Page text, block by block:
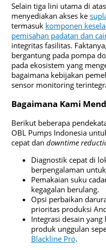
Selain tiga lini utama di
menyediakan akses ke
termasuk komponen
pemisahan padatan dan
integritas fasilitas.
bergantung pada pompa
pada ekosistem yang
bagaimana kebijakan
sensor monitoring
Bagaimana Kami
Berikut beberapa
OBL Pumps Indonesia
cepat dan downtime
Diagnostik cepat di
berpengalaman
Pemakaian suku
kegagalan berulang.
Opsi perbaikan
prioritas produksi
Integrasi desain
produk unggulan
Blackline Pro.